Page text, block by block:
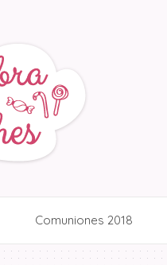
Comuniones 2018